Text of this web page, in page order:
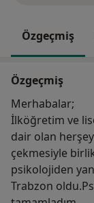
Özgeçmiş
Özgeçmiş
Merhabalar;
İlköğretim ve
dair olan
çekmesiyle
psikolojiden
Trabzon